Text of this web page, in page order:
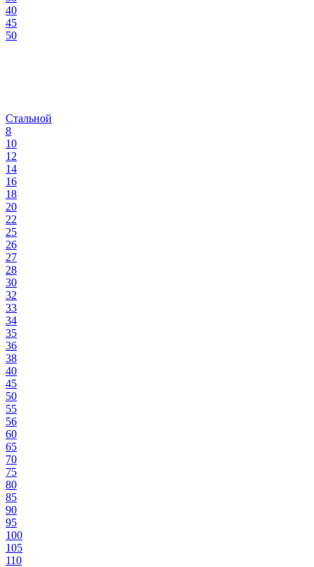
40
45
50
Стальной
8
10
12
14
16
18
20
22
25
26
27
28
30
32
33
34
35
36
38
40
45
50
55
56
60
65
70
75
80
85
90
95
100
105
110